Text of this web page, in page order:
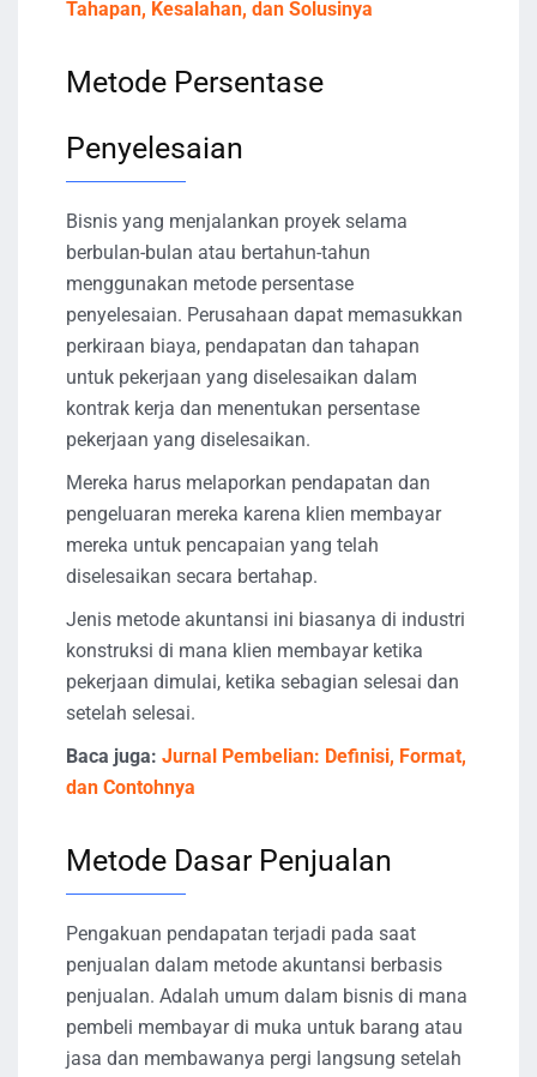
Tahapan, Kesalahan, dan Solusinya
Metode Persentase
Penyelesaian
Bisnis yang menjalankan proyek selama
berbulan-bulan atau bertahun-tahun
menggunakan metode persentase
penyelesaian. Perusahaan dapat memasukkan
perkiraan biaya, pendapatan dan tahapan
untuk pekerjaan yang diselesaikan dalam
kontrak kerja dan menentukan persentase
pekerjaan yang diselesaikan.
Mereka harus melaporkan pendapatan dan
pengeluaran mereka karena klien membayar
mereka untuk pencapaian yang telah
diselesaikan secara bertahap.
Jenis metode akuntansi ini biasanya di industri
konstruksi di mana klien membayar ketika
pekerjaan dimulai, ketika sebagian selesai dan
setelah selesai.
Baca juga: Jurnal Pembelian: Definisi, Format,
dan Contohnya
Metode Dasar Penjualan
Pengakuan pendapatan terjadi pada saat
penjualan dalam metode akuntansi berbasis
penjualan. Adalah umum dalam bisnis di mana
pembeli membayar di muka untuk barang atau
jasa dan membawanya pergi langsung setelah